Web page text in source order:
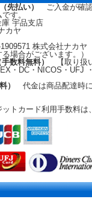
最初に、ベー
提のスモールボートなど、
先払い）
ご入金が確
す。
庫 宇品支店
カヤ
株式会社ナカヤ
場合がございます。）
数料無料）
【取り扱
・DC・NICOS・UFJ
料） 代金は商品配達時
トカード利用手数料は